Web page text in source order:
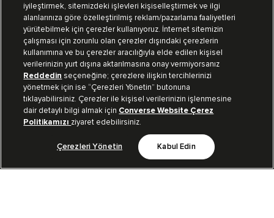
Mağazalarımız Sipariş Takibi
Müşteri İlişkileri
Koleksiyon
Kurumsal
Bizi Takip Et
iyileştirmek, sitemizdeki işlevleri kişiselleştirmek ve ilgi
alanlarınıza göre özelleştirilmiş reklam/pazarlama faaliyetleri
yürütebilmek için çerezler kullanıyoruz. İnternet sitemizin
çalışması için zorunlu olan çerezler dışındaki çerezlerin
kullanımına ve bu çerezler aracılığıyla elde edilen kişisel
verilerinizin yurt dışına aktarılmasına onay vermiyorsanız
Reddedin seçeneğine; çerezlere ilişkin tercihlerinizi
yönetmek için ise “Çerezleri Yönetin” butonuna
tıklayabilirsiniz. Çerezler ile kişisel verilerinizin işlenmesine
dair detaylı bilgi almak için Converse Website Çerez
Politikamızı ziyaret edebilirsiniz.
Çerezleri Yönetin Kabul Edin